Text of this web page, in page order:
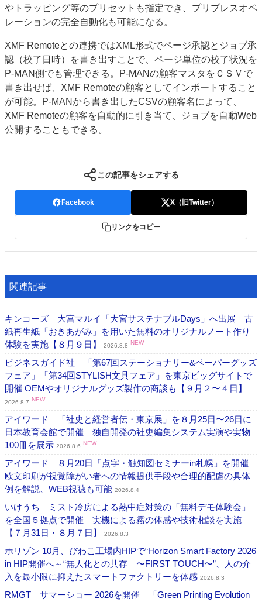
やトラッピング等のプリセットも指定でき、プリプレスオペ
レーションの完全自動化も可能になる。
XMF Remoteとの連携ではXML形式でページ承認とジョブ承
認（校了日時）を書き出すことで、ページ単位の校了状況を
P‐MAN側でも管理できる。P‐MANの顧客マスタをＣＳＶで
書き出せば、XMF Remoteの顧客としてインポートすること
が可能。P‐MANから書き出したCSVの顧客名によって、
XMF Remoteの顧客を自動的に引き当て、ジョブを自動Web
公開することもできる。
この記事をシェアする
Facebook X（旧Twitter）
リンクをコピー
関連記事
キンコーズ 大宮マルイ「大宮サステナブルDays」へ出展 古
紙再生紙「おきあがみ」を用いた無料のオリジナルノート作り
体験を実施【８月９日】
2026.8.8 NEW
ビジネスガイド社 「第67回ステーショナリー&ペーパーグッズ
フェア」「第34回STYLISH文具フェア」を東京ビッグサイトで
開催 OEMやオリジナルグッズ製作の商談も【９月２〜４日】
2026.8.7 NEW
アイワード 「社史と経営者伝・東京展」を８月25日〜26日に
日本教育会館で開催 独自開発の社史編集システム実演や実物
100冊を展示 2026.8.6 NEW
アイワード ８月20日「点字・触知図セミナーin札幌」を開催
欧文印刷が視覚障がい者への情報提供手段や合理的配慮の具体
例を解説、WEB視聴も可能 2026.8.4
いけうち ミスト冷房による熱中症対策の「無料デモ体験会」
を全国５拠点で開催 実機による霧の体感や技術相談を実施
【７月31日・８月７日】
2026.8.3
ホリゾン 10月、びわこ工場内HIPで“Horizon Smart Factory 2026
in HIP開催へ～“無人化との共存 〜FIRST TOUCH〜”、人の介
入を最小限に抑えたスマートファクトリーを体感 2026.8.3
RMGT サマーショー 2026を開催 「Green Printing Evolution